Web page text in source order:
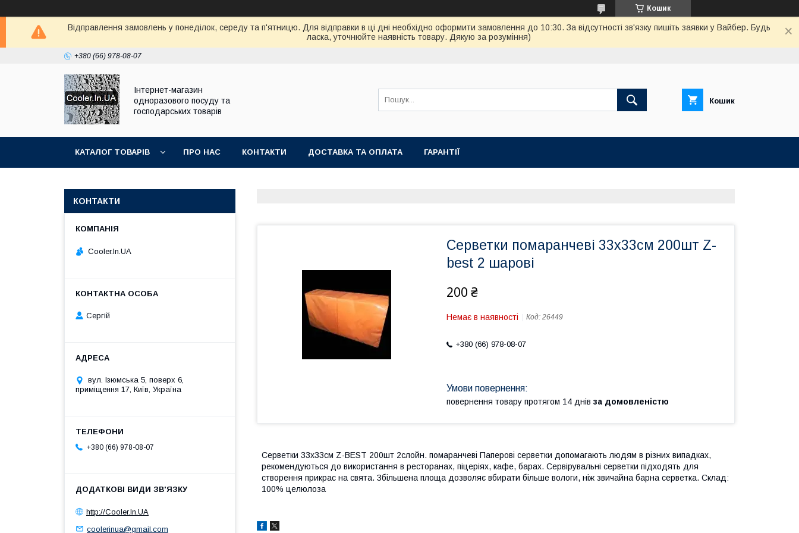
Кошик
Відправлення замовлень у понеділок, середу та п'ятницю. Для відправки в ці дні необхідно оформити замовлення до 10:30. За відсутності зв'язку пишіть заявки у Вайбер. Будь
ласка, уточнюйте наявність товару. Дякую за розуміння)
+380 (66) 978-08-07
Інтернет-магазин
одноразового посуду та
господарських товарів
Кошик
КАТАЛОГ ТОВАРІВ ПРО НАС КОНТАКТИ ДОСТАВКА ТА ОПЛАТА ГАРАНТІЇ
Серветки помаранчеві 33х33см 200шт Z-
best 2 шарові
200 ₴
Немає в наявності Код: 26449
+380 (66) 978-08-07
повернення товару протягом 14 днів за домовленістю
Серветки 33х33см Z-BEST 200шт 2слойн. помаранчеві Паперові серветки допомагають людям в різних випадках,
рекомендуються до використання в ресторанах, піцеріях, кафе, барах. Сервірувальні серветки підходять для
створення прикрас на свята. Збільшена площа дозволяє вбирати більше вологи, ніж звичайна барна серветка. Склад:
100% целюлоза
КОНТАКТИ
Cooler.In.UA
Сергій
вул. Ізюмська 5, поверх 6,
приміщення 17, Київ, Україна
+380 (66) 978-08-07
http://Cooler.In.UA
coolerinua@gmail.com